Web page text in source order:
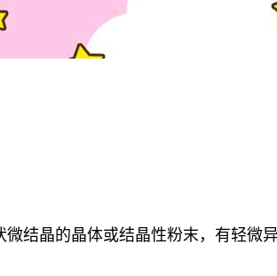
结晶的晶体或结晶性粉末，有轻微异